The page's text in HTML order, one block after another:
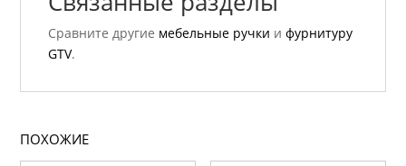
Сравните другие мебельные ручки ифурнитуру
GTV.
ПОХОЖИЕ